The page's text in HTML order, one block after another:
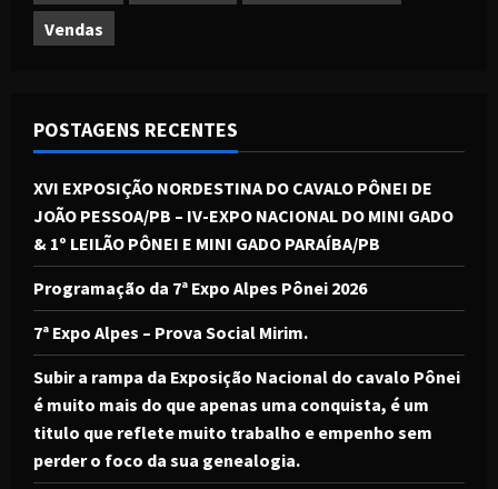
Vendas
POSTAGENS RECENTES
XVI EXPOSIÇÃO NORDESTINA DO CAVALO PÔNEI DE
JOÃO PESSOA/PB – IV-EXPO NACIONAL DO MINI GADO
& 1º LEILÃO PÔNEI E MINI GADO PARAÍBA/PB
Programação da 7ª Expo Alpes Pônei 2026
7ª Expo Alpes – Prova Social Mirim.
Subir a rampa da Exposição Nacional do cavalo Pônei
é muito mais do que apenas uma conquista, é um
titulo que reflete muito trabalho e empenho sem
perder o foco da sua genealogia.